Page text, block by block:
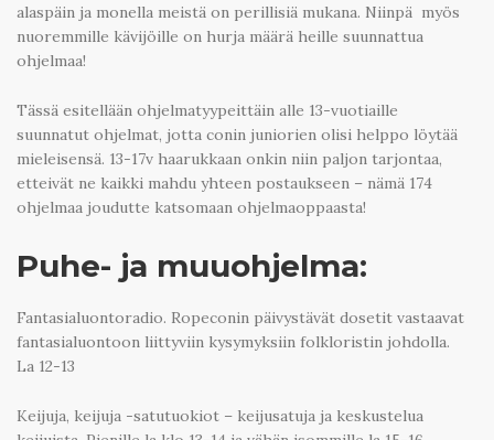
alaspäin ja monella meistä on perillisiä mukana. Niinpä myös
nuoremmille kävijöille on hurja määrä heille suunnattua
ohjelmaa!
Tässä esitellään ohjelmatyypeittäin alle 13-vuotiaille
suunnatut ohjelmat, jotta conin juniorien olisi helppo löytää
mieleisensä. 13-17v haarukkaan onkin niin paljon tarjontaa,
etteivät ne kaikki mahdu yhteen postaukseen – nämä 174
ohjelmaa joudutte katsomaan ohjelmaoppaasta!
Puhe- ja muuohjelma:
Fantasialuontoradio. Ropeconin päivystävät dosetit vastaavat
fantasialuontoon liittyviin kysymyksiin folkloristin johdolla.
La 12-13
Keijuja, keijuja -satutuokiot – keijusatuja ja keskustelua